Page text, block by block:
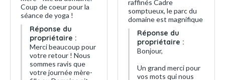
Coup de coeur pour la
séance de yoga !
Réponse du
propriétaire :
Merci beaucoup pour
votre retour ! Nous
sommes ravis que
votre journée mère-
raffinés Cadre
somptueux, le parc du
domaine est magnifique
Réponse du
propriétaire :
Bonjour,
Un grand merci pour
vos mots qui nous